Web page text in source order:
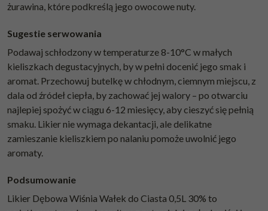
żurawina, które podkreślą jego owocowe nuty.
Sugestie serwowania
Podawaj schłodzony w temperaturze 8-10°C w małych
kieliszkach degustacyjnych, by w pełni docenić jego smak i
aromat. Przechowuj butelkę w chłodnym, ciemnym miejscu, z
dala od źródeł ciepła, by zachować jej walory – po otwarciu
najlepiej spożyć w ciągu 6-12 miesięcy, aby cieszyć się pełnią
smaku. Likier nie wymaga dekantacji, ale delikatne
zamieszanie kieliszkiem po nalaniu pomoże uwolnić jego
aromaty.
Podsumowanie
Likier Dębowa Wiśnia Wałek do Ciasta 0,5L 30% to